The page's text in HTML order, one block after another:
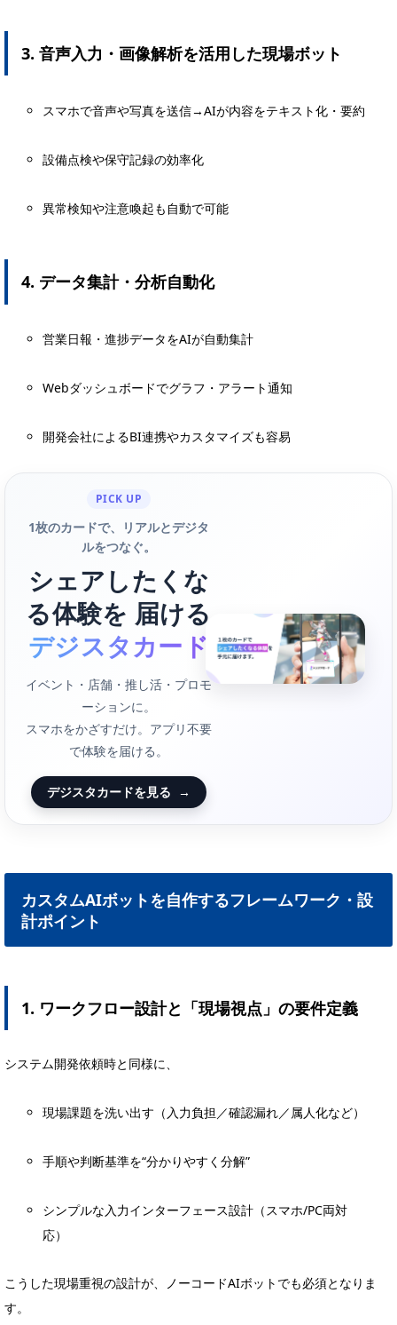
3. 音声入力・画像解析を活用した現場ボット
スマホで音声や写真を送信→AIが内容をテキスト化・要約
設備点検や保守記録の効率化
異常検知や注意喚起も自動で可能
4. データ集計・分析自動化
営業日報・進捗データをAIが自動集計
Webダッシュボードでグラフ・アラート通知
開発会社によるBI連携やカスタマイズも容易
PICK UP
1枚のカードで、リアルとデジタ
ルをつなぐ。
シェアしたくな
る体験を 届ける
デジスタカード
イベント・店舗・推し活・プロモ
ーションに。
スマホをかざすだけ。アプリ不要
で体験を届ける。
デジスタカードを見る →
カスタムAIボットを自作するフレームワーク・設
計ポイント
1. ワークフロー設計と「現場視点」の要件定義
システム開発依頼時と同様に、
現場課題を洗い出す（入力負担／確認漏れ／属人化など）
手順や判断基準を“分かりやすく分解”
シンプルな入力インターフェース設計（スマホ/PC両対
応）
こうした現場重視の設計が、ノーコードAIボットでも必須となりま
す。